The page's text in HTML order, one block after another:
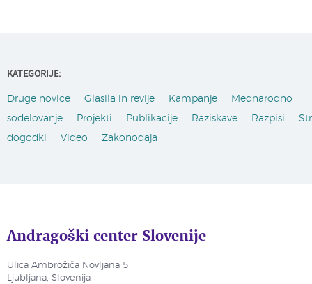
KATEGORIJE:
Druge novice Glasila in revije Kampanje
Mednarodno
sodelovanje
Projekti Publikacije Raziskave Razpisi
dogodki
Video Zakonodaja
Andragoški center Slovenije
Ulica Ambrožiča Novljana 5
Ljubljana, Slovenija